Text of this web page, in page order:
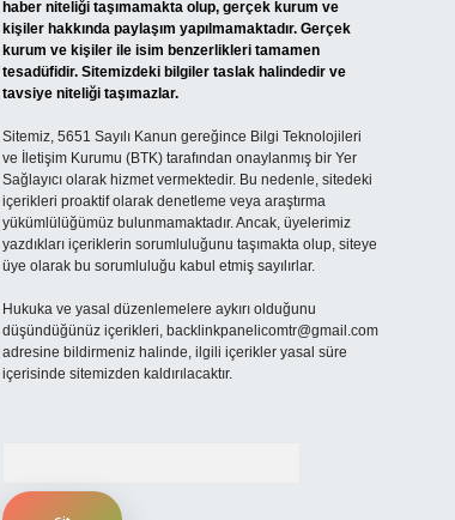
haber niteliği taşımamakta olup, gerçek kurum ve
kişiler hakkında paylaşım yapılmamaktadır. Gerçek
kurum ve kişiler ile isim benzerlikleri tamamen
tesadüfidir. Sitemizdeki bilgiler taslak halindedir ve
tavsiye niteliği taşımazlar.
Sitemiz, 5651 Sayılı Kanun gereğince Bilgi Teknolojileri
ve İletişim Kurumu (BTK) tarafından onaylanmış bir Yer
Sağlayıcı olarak hizmet vermektedir. Bu nedenle, sitedeki
içerikleri proaktif olarak denetleme veya araştırma
yükümlülüğümüz bulunmamaktadır. Ancak, üyelerimiz
yazdıkları içeriklerin sorumluluğunu taşımakta olup, siteye
üye olarak bu sorumluluğu kabul etmiş sayılırlar.
Hukuka ve yasal düzenlemelere aykırı olduğunu
düşündüğünüz içerikleri, backlinkpanelicomtr@gmail.com
adresine bildirmeniz halinde, ilgili içerikler yasal süre
içerisinde sitemizden kaldırılacaktır.